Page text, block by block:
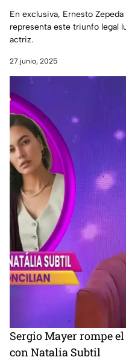
En exclusiva, Ernesto
representa este triunfo legal
actriz.
27 junio, 2025
Sergio Mayer rompe
con Natalia Subtil